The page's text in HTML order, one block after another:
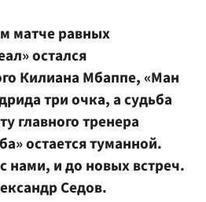
матче равных
остался
Килиана Мбаппе, «Ман
три очка, а судьба
главного тренера
остается туманной.
нами, и до новых встреч.
Седов.